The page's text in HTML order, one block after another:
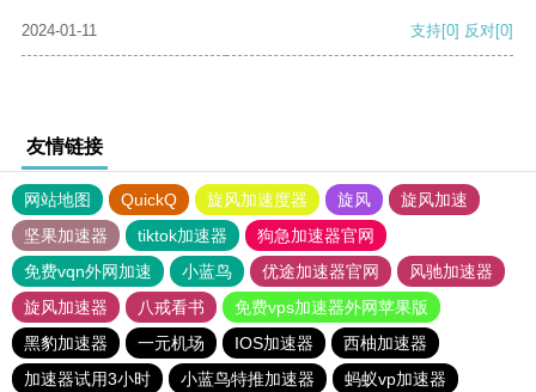
2024-01-11 支持[0] 反对[0]
友情链接
网站地图 QuickQ 旋风加速度器 旋风
旋风加速
坚果加速器
tiktok加速器
狗急加速器官网
免费vqn外网加速
小蓝鸟 优途加速器官网
风驰加速器
旋风加速器
八戒看书
免费vps加速器外网苹果版
黑豹加速器
一元机场 IOS加速器
西柚加速器
加速器试用3小时
小蓝鸟特推加速器
蚂蚁vp加速器